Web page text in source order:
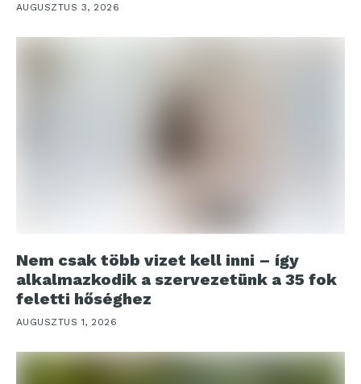
AUGUSZTUS 3, 2026
Nem csak több vizet kell inni – így
alkalmazkodik a szervezetünk a 35 fok
feletti hőséghez
AUGUSZTUS 1, 2026